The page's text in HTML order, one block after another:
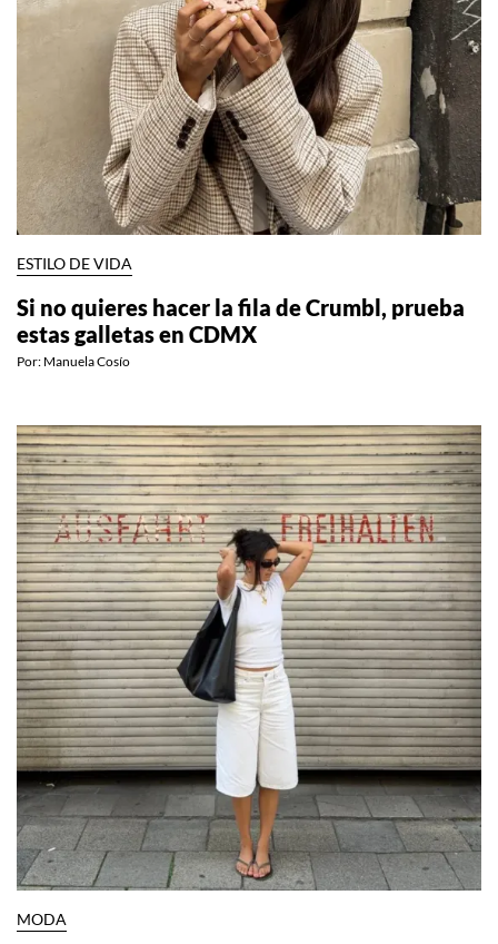
ESTILO DE VIDA
Si no quieres hacer la fila de Crumbl, prueba
estas galletas en CDMX
Por: Manuela Cosío
MODA